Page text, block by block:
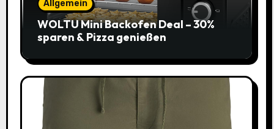
Allgemein
WOLTU Mini Backofen Deal – 30%
sparen & Pizza genießen